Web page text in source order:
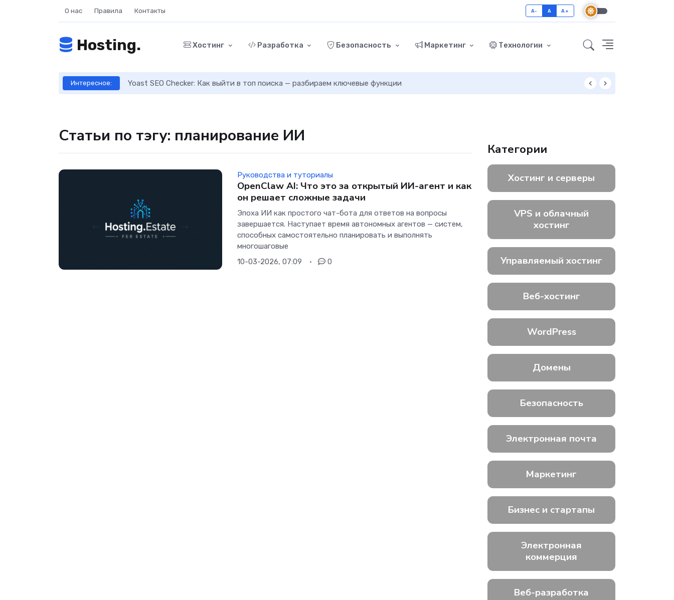
О нас Правила Контакты A- A A+
Hosting. Хостинг Разработка Безопасность Маркетинг Технологии
Интересное: Yoast SEO Checker: Как выйти в топ поиска — разбираем ключевые функции
Статьи по тэгу: планирование ИИ
Руководства и туториалы
OpenClaw AI: Что это за открытый ИИ-агент и как
он решает сложные задачи
Эпоха ИИ как простого чат-бота для ответов на вопросы
завершается. Наступает время автономных агентов — систем,
способных самостоятельно планировать и выполнять
многошаговые
10-03-2026, 07:09
0
Категории
Хостинг и серверы
VPS и облачный
хостинг
Управляемый хостинг
Веб-хостинг
WordPress
Домены
Безопасность
Электронная почта
Маркетинг
Бизнес и стартапы
Электронная
коммерция
Веб-разработка